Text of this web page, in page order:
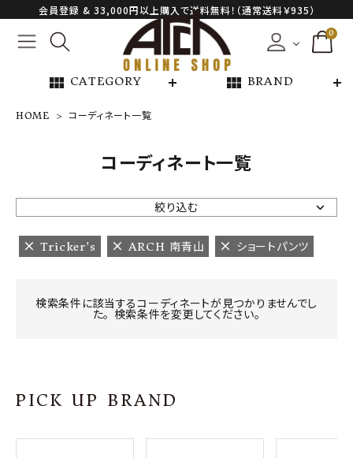
会員登録 & 33,000円以上購入で送料無料！（通常送料￥935）
0
view_module CATEGORY view_module BRAND
NEW ARRIVAL
ARCH EXCLUSIVE
BRAND
INFORMATION
ご利用ガイド
HOME コーディネート一覧
コーディネート一覧
絞り込む
Tricker's ARCH 南青山 ショートパンツ
検索条件に該当するコーディネートが見つかりませんでし
た。 検索条件を変更してください。
PICK UP BRAND